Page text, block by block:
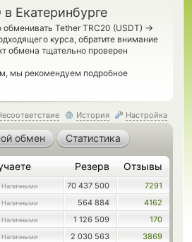
Екатеринбурге
Tether TRC20 (USDT) →
курса, обратите внимание
обмена тщательно проверен
мы рекомендуем подробное
История Настройка
обмен Статистика
Резерв Отзывы
Наличными 70 437 500
7291
Наличными 564 884
4162
Наличными 1 126 509
170
Наличными 2 030 563
3869